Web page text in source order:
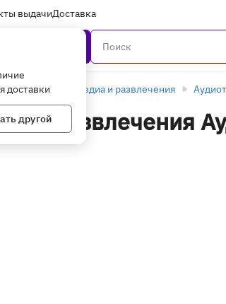
выдачиДоставка
доставки
другой
Мультимедиа и развлечения
и развлечения
- уцененные